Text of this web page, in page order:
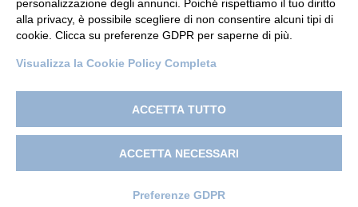
Città Studi – C.so Pella 2b – 13900 Biella (BI)
personalizzazione degli annunci. Poiché rispettiamo il tuo diritto
alla privacy, è possibile scegliere di non consentire alcuni tipi di
cookie. Clicca su preferenze GDPR per saperne di più.
Visualizza la Cookie Policy Completa
ACCETTA TUTTO
ACCETTA NECESSARI
Preferenze GDPR